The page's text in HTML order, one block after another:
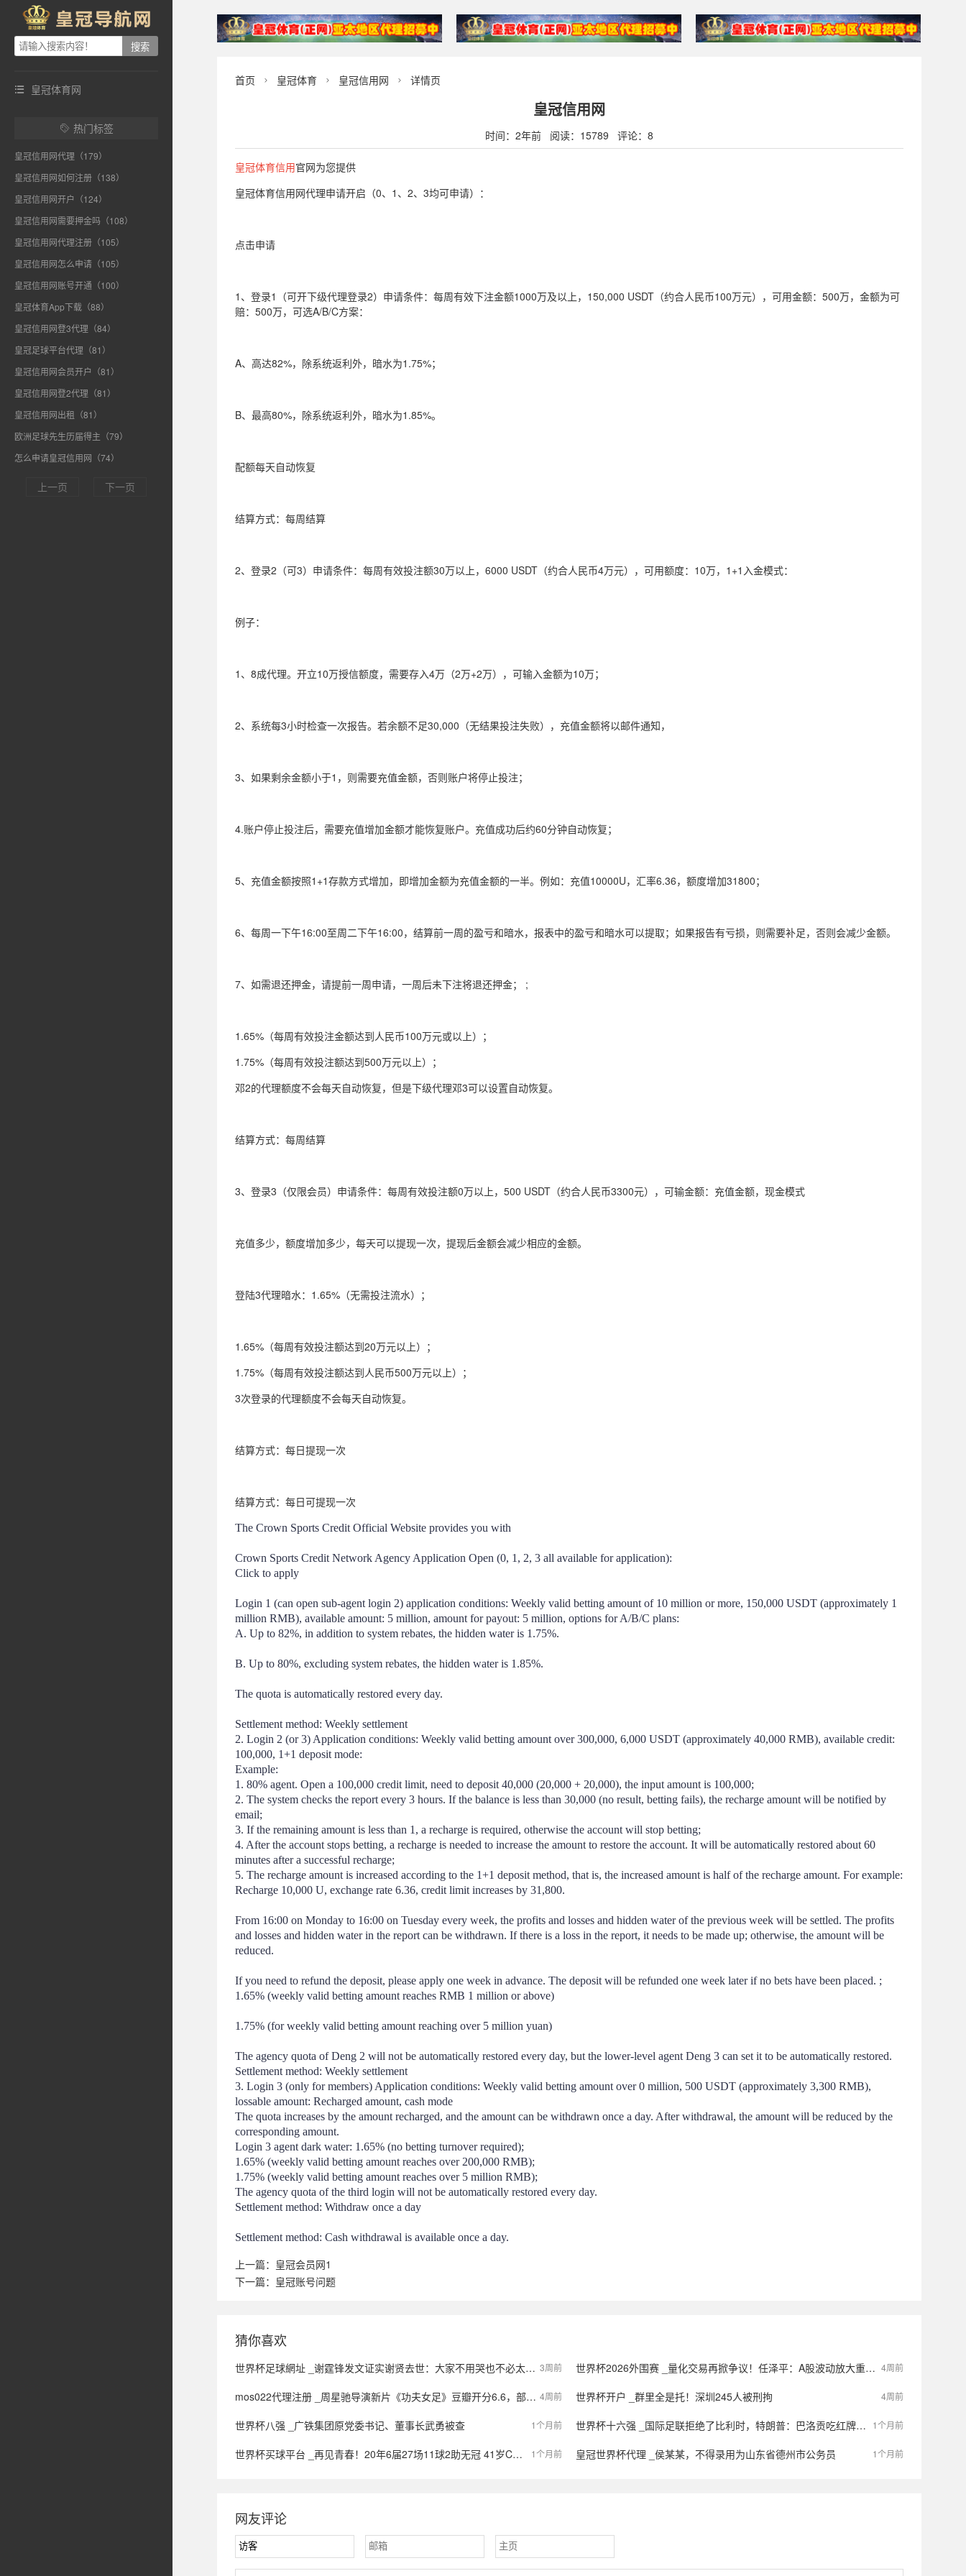
 皇冠体育网
 热门标签
皇冠信用网代理（179）
皇冠信用网如何注册（138）
皇冠信用网开户（124）
皇冠信用网需要押金吗（108）
皇冠信用网代理注册（105）
皇冠信用网怎么申请（105）
皇冠信用网账号开通（100）
皇冠体育App下载（88）
皇冠信用网登3代理（84）
皇冠足球平台代理（81）
皇冠信用网会员开户（81）
皇冠信用网登2代理（81）
皇冠信用网出租（81）
欧洲足球先生历届得主（79）
怎么申请皇冠信用网（74）
上一页 下一页
首页  皇冠体育  皇冠信用网  详情页
皇冠信用网
时间：2年前 阅读：15789 评论：8
皇冠体育信用官网为您提供
皇冠体育信用网代理申请开启（0、1、2、3均可申请）：
点击申请
1、登录1（可开下级代理登录2）申请条件：每周有效下注金额1000万及以上，150,000 USDT（约合人民币100万元），可用金额：500万，金额为可
赔：500万，可选A/B/C方案：
A、高达82%，除系统返利外，暗水为1.75%；
B、最高80%，除系统返利外，暗水为1.85%。
配额每天自动恢复
结算方式：每周结算
2、登录2（可3）申请条件：每周有效投注额30万以上，6000 USDT（约合人民币4万元），可用额度：10万，1+1入金模式：
例子：
1、8成代理。开立10万授信额度，需要存入4万（2万+2万），可输入金额为10万；
2、系统每3小时检查一次报告。若余额不足30,000（无结果投注失败），充值金额将以邮件通知，
3、如果剩余金额小于1，则需要充值金额，否则账户将停止投注；
4.账户停止投注后，需要充值增加金额才能恢复账户。充值成功后约60分钟自动恢复；
5、充值金额按照1+1存款方式增加，即增加金额为充值金额的一半。例如：充值10000U，汇率6.36，额度增加31800；
6、每周一下午16:00至周二下午16:00，结算前一周的盈亏和暗水，报表中的盈亏和暗水可以提取；如果报告有亏损，则需要补足，否则会减少金额。
7、如需退还押金，请提前一周申请，一周后未下注将退还押金； ;
1.65%（每周有效投注金额达到人民币100万元或以上）；
1.75%（每周有效投注额达到500万元以上）；
邓2的代理额度不会每天自动恢复，但是下级代理邓3可以设置自动恢复。
结算方式：每周结算
3、登录3（仅限会员）申请条件：每周有效投注额0万以上，500 USDT（约合人民币3300元），可输金额：充值金额，现金模式
充值多少，额度增加多少，每天可以提现一次，提现后金额会减少相应的金额。
登陆3代理暗水：1.65%（无需投注流水）；
1.65%（每周有效投注额达到20万元以上）；
1.75%（每周有效投注额达到人民币500万元以上）；
3次登录的代理额度不会每天自动恢复。
结算方式：每日提现一次
结算方式：每日可提现一次
The Crown Sports Credit Official Website provides you with
Crown Sports Credit Network Agency Application Open (0, 1, 2, 3 all available for application):
Click to apply
Login 1 (can open sub-agent login 2) application conditions: Weekly valid betting amount of 10 million or more, 150,000 USDT (approximately 1
million RMB), available amount: 5 million, amount for payout: 5 million, options for A/B/C plans:
A. Up to 82%, in addition to system rebates, the hidden water is 1.75%.
B. Up to 80%, excluding system rebates, the hidden water is 1.85%.
The quota is automatically restored every day.
Settlement method: Weekly settlement
2. Login 2 (or 3) Application conditions: Weekly valid betting amount over 300,000, 6,000 USDT (approximately 40,000 RMB), available credit:
100,000, 1+1 deposit mode:
Example:
1. 80% agent. Open a 100,000 credit limit, need to deposit 40,000 (20,000 + 20,000), the input amount is 100,000;
2. The system checks the report every 3 hours. If the balance is less than 30,000 (no result, betting fails), the recharge amount will be notified by
email;
3. If the remaining amount is less than 1, a recharge is required, otherwise the account will stop betting;
4. After the account stops betting, a recharge is needed to increase the amount to restore the account. It will be automatically restored about 60
minutes after a successful recharge;
5. The recharge amount is increased according to the 1+1 deposit method, that is, the increased amount is half of the recharge amount. For example:
Recharge 10,000 U, exchange rate 6.36, credit limit increases by 31,800.
From 16:00 on Monday to 16:00 on Tuesday every week, the profits and losses and hidden water of the previous week will be settled. The profits
and losses and hidden water in the report can be withdrawn. If there is a loss in the report, it needs to be made up; otherwise, the amount will be
reduced.
If you need to refund the deposit, please apply one week in advance. The deposit will be refunded one week later if no bets have been placed. ;
1.65% (weekly valid betting amount reaches RMB 1 million or above)
1.75% (for weekly valid betting amount reaching over 5 million yuan)
The agency quota of Deng 2 will not be automatically restored every day, but the lower-level agent Deng 3 can set it to be automatically restored.
Settlement method: Weekly settlement
3. Login 3 (only for members) Application conditions: Weekly valid betting amount over 0 million, 500 USDT (approximately 3,300 RMB),
lossable amount: Recharged amount, cash mode
The quota increases by the amount recharged, and the amount can be withdrawn once a day. After withdrawal, the amount will be reduced by the
corresponding amount.
Login 3 agent dark water: 1.65% (no betting turnover required);
1.65% (weekly valid betting amount reaches over 200,000 RMB);
1.75% (weekly valid betting amount reaches over 5 million RMB);
The agency quota of the third login will not be automatically restored every day.
Settlement method: Withdraw once a day
Settlement method: Cash withdrawal is available once a day.
上一篇： 皇冠会员网1
下一篇： 皇冠账号问题
猜你喜欢
3周前
世界杯足球網址 _谢霆锋发文证实谢贤去世：大家不用哭也不必太伤心 4周前
世界杯2026外围赛 _量化交易再掀争议！任泽平：A股波动放大重要原因就是量化交易泛滥；百亿量化私募回应：市场认知有误，极端行情下量化恰恰是“稳定器”
4周前
mos022代理注册 _周星驰导演新片《功夫女足》豆瓣开分6.6，部分网友只打了一星；盗摄猖獗，大量商家售卖枪版，标价从0.8元到9.9元不等 4周前
世界杯开户 _群里全是托！深圳245人被刑拘
1个月前
世界杯八强 _广铁集团原党委书记、董事长武勇被查 1个月前
世界杯十六强 _国际足联拒绝了比利时，特朗普：巴洛贡吃红牌的动作不算犯规，两个家伙全速奔跑不小心撞到了一起
1个月前
世界杯买球平台 _再见青春！20年6届27场11球2助无冠 41岁C罗泪别世界杯 1个月前
皇冠世界杯代理 _侯某某，不得录用为山东省德州市公务员
网友评论